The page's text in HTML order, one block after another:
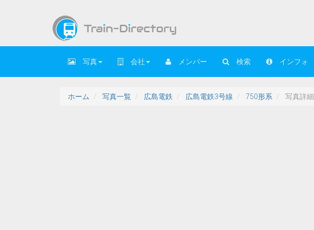
写真 会社 メンバー 検索 インフォ
ホーム 写真一覧 広島電鉄 広島電鉄3号線 750形系 写真詳細